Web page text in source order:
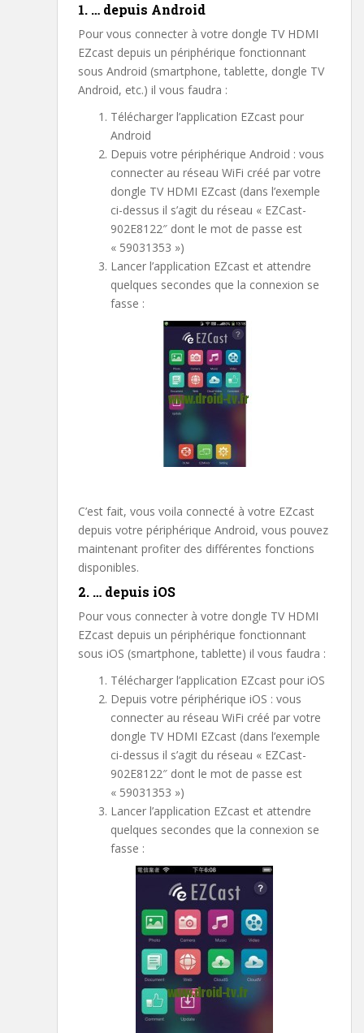
1. … depuis Android
Pour vous connecter à votre dongle TV HDMI
EZcast depuis un périphérique fonctionnant
sous Android (smartphone, tablette, dongle TV
Android, etc.) il vous faudra :
Télécharger l’application EZcast pour
Android
Depuis votre périphérique Android : vous
connecter au réseau WiFi créé par votre
dongle TV HDMI EZcast (dans l’exemple
ci-dessus il s’agit du réseau « EZCast-
902E8122″ dont le mot de passe est
« 59031353 »)
Lancer l’application EZcast et attendre
quelques secondes que la connexion se
fasse :
C’est fait, vous voila connecté à votre EZcast
depuis votre périphérique Android, vous pouvez
maintenant profiter des différentes fonctions
disponibles.
2. … depuis iOS
Pour vous connecter à votre dongle TV HDMI
EZcast depuis un périphérique fonctionnant
sous iOS (smartphone, tablette) il vous faudra :
Télécharger l’application EZcast pour iOS
Depuis votre périphérique iOS : vous
connecter au réseau WiFi créé par votre
dongle TV HDMI EZcast (dans l’exemple
ci-dessus il s’agit du réseau « EZCast-
902E8122″ dont le mot de passe est
« 59031353 »)
Lancer l’application EZcast et attendre
quelques secondes que la connexion se
fasse :